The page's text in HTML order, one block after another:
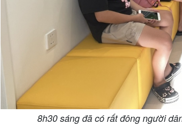
8h30 sáng đã có rất đông người